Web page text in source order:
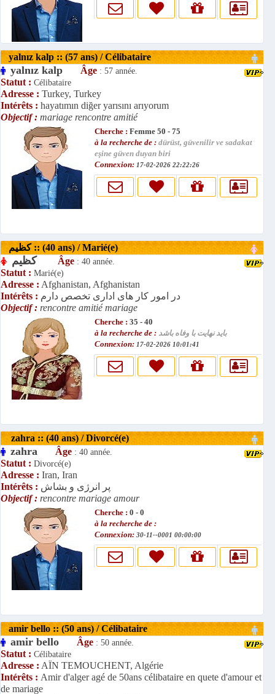
yalnız kalp :: (57 ans) / Célibataire
yalnız kalp Âge : 57 année.
Statut : Célibataire
Adresse : Turkey, Turkey
Intérêts : hayatımın diğer yarısını arıyorum
Objectif : mariage rencontre amitié
Cherche : Femme 50 - 75
à la recherche de : dürüst, güvenilir ve sadakat
eşine güven duyan biri
Connexion: 17-02-2026 22:22:26
کظیم :: (40 ans) / Marié(e)
کظیم Âge : 40 année.
Statut : Marié(e)
Adresse : Afghanistan, Afghanistan
Intérêts : در امور کار های اداری تخصص دارم
Objectif : rencontre amitié mariage
Cherche : 35 - 40
à la recherche de : باید نهایت با وفاه باشد
Connexion: 17-02-2026 10:01:41
zahra :: (40 ans) / Divorcé(e)
zahra Âge : 40 année.
Statut : Divorcé(e)
Adresse : Iran, Iran
Intérêts : پر انرژی و بشاش
Objectif : rencontre mariage amour
Cherche : 0 - 0
à la recherche de :
Connexion: 30-11--0001 00:00:00
amir bello :: (50 ans) / Célibataire
amir bello Âge : 50 année.
Statut : Célibataire
Adresse : AÏN TEMOUCHENT, Algérie
Intérêts : Amir d'alger agé de 50ans célibataire en quete d'amour et
de mariage